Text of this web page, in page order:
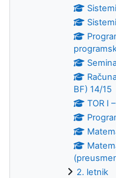
BF) 14/15
TOR I
2. letnik